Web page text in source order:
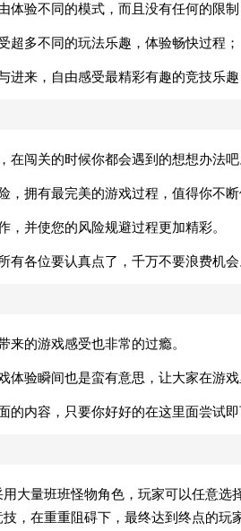
体验不同的模式，而且没有任何的限制
超多不同的玩法乐趣，体验畅快过程；
进来，自由感受最精彩有趣的竞技乐趣
在闯关的时候你都会遇到的想想办法吧
，拥有最完美的游戏过程，值得你不断
并使您的风险规避过程更加精彩。
有各位要认真点了，千万不要浪费机会
来的游戏感受也非常的过瘾。
体验瞬间也是蛮有意思，让大家在游戏
的内容，只要你好好的在这里面尝试即
大量班班怪物角色，玩家可以任意选
，在重重阻碍下，最终达到终点的玩